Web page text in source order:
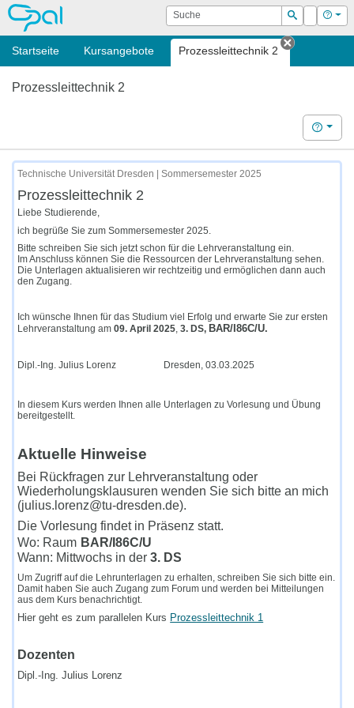
OPAL Suche
Suchen
Login Hilfe
Startseite Kursangebote Prozessleittechnik 2
Tab
Prozessleittechnik 2
Hilfe
Technische Universität Dresden | Sommersemester 2025
Prozessleittechnik 2
Liebe Studierende,
ich begrüße Sie zum Sommersemester 2025.
Bitte schreiben Sie sich jetzt schon für die Lehrveranstaltung ein.
Im Anschluss können Sie die Ressourcen der Lehrveranstaltung sehen.
Die Unterlagen aktualisieren wir rechtzeitig und ermöglichen dann auch
den Zugang.
Ich wünsche Ihnen für das Studium viel Erfolg und erwarte Sie zur ersten
Lehrveranstaltung am 09. April 2025,3. DS, BAR/I86C/U.
Dipl.-Ing. Julius Lorenz Dresden, 03.03.2025
In diesem Kurs werden Ihnen alle Unterlagen zu Vorlesung und Übung
bereitgestellt.
Aktuelle Hinweise
Bei Rückfragen zur Lehrveranstaltung oder
Wiederholungsklausuren wenden Sie sich bitte an mich
(julius.lorenz@tu-dresden.de).
Die Vorlesung findet in Präsenz statt.
Wo: Raum BAR/I86C/U
Wann: Mittwochs in der3. DS
Um Zugriff auf die Lehrunterlagen zu erhalten, schreiben Sie sich bitte ein.
Damit haben Sie auch Zugang zum Forum und werden bei Mitteilungen
aus dem Kurs benachrichtigt.
Hier geht es zum parallelen Kurs Prozessleittechnik 1
Dozenten
Dipl.-Ing. Julius Lorenz